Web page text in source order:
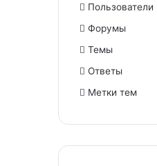
Пользователи
Форумы
Темы
Ответы
Метки тем